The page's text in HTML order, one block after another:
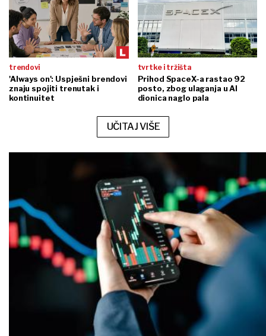
trendovi
'Always on': Uspješni brendovi
znaju spojiti trenutak i
kontinuitet
tvrtke i tržišta
Prihod SpaceX-a rastao 92
posto, zbog ulaganja u AI
dionica naglo pala
UČITAJ VIŠE